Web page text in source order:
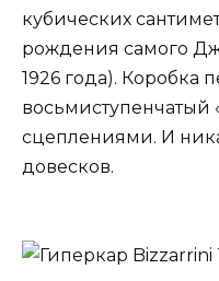
кубических
рождения самого
1926 года). Коробка
восьмиступенчатый
сцеплениями. И
довесков.